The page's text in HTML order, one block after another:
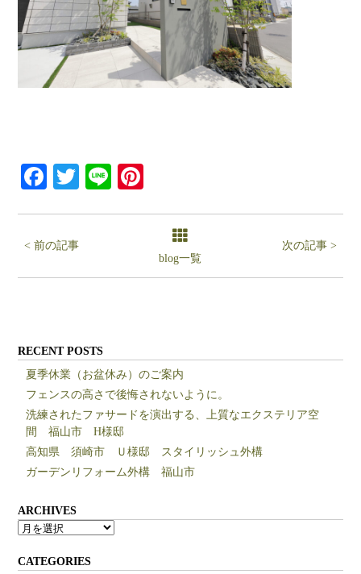
Facebook
Twitter
Line
< 前の記事
blog一覧
次の記事 >
RECENT POSTS
夏季休業（お盆休み）のご案内
フェンスの高さで後悔されないように。
洗練されたファサードを演出する、上質なエクステリア空
間 福山市 H様邸
高知県 須崎市 Ｕ様邸 スタイリッシュ外構
ガーデンリフォーム外構 福山市
ARCHIVES
ARCHIVES
CATEGORIES